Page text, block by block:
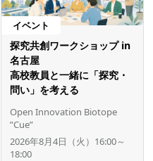
イベント
探究共創ワークショップ in
名古屋
高校教員と一緒に「探究・
問い」を考える
Open Innovation Biotope
”Cue”
2026年8月4日（火）16:00～
18:00